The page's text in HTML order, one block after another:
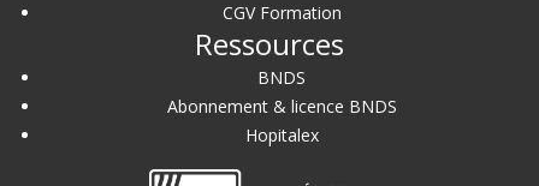
CGV Formation
Ressources
BNDS
Abonnement & licence BNDS
Hopitalex